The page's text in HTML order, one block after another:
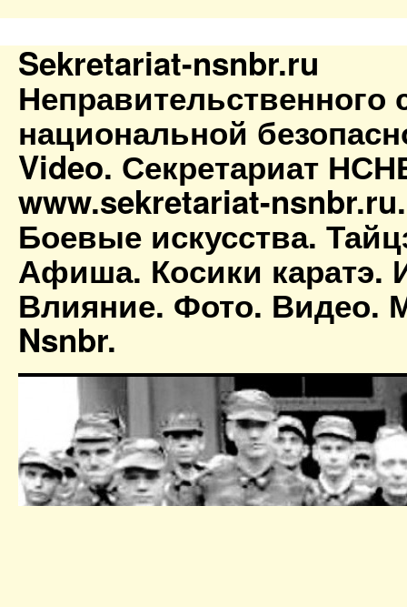
Sekretariat-nsnbr.ru
Неправительственного
национальной
Video. Секретариат
www.sekretariat-
Боевые искусства.
Афиша. Косики каратэ.
Влияние. Фото. Видео.
Nsnbr.